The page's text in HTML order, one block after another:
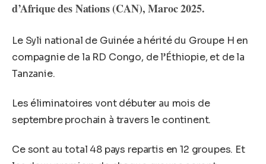
d’Afrique des Nations (CAN), Maroc 2025.
Le Syli national de Guinée a hérité du Groupe H en
compagnie de la RD Congo, de l’Éthiopie, et de la
Tanzanie.
Les éliminatoires vont débuter au mois de
septembre prochain à travers le continent.
Ce sont au total 48 pays repartis en 12 groupes. Et